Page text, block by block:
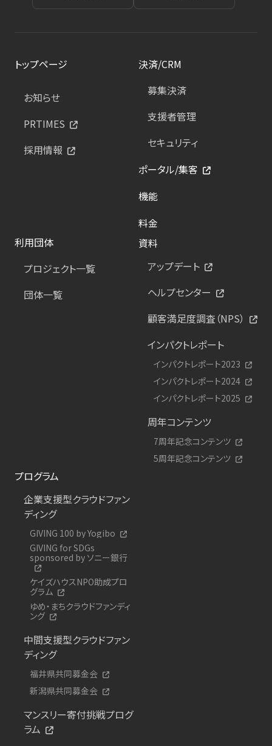
トップページ
お知らせ
PRTIMES
採用情報
決済/CRM
募集決済
支援者管理
セキュリティ
ポータル/集客
機能
料金
利用団体
プロジェクト一覧
団体一覧
資料
アップデート
ヘルプセンター
顧客満足度調査（NPS）
インパクトレポート
インパクトレポート2023
インパクトレポート2024
インパクトレポート2025
周年コンテンツ
7周年記念コンテンツ
5周年記念コンテンツ
プログラム
企業支援型クラウドファン
ディング
GIVING 100 by Yogibo
GIVING for SDGs
sponsored by ソニー銀行
ケイズハウスNPO助成プロ
グラム
ゆめ・まちクラウドファンディ
ング
中間支援型クラウドファン
ディング
福井県共同募金会
新潟県共同募金会
マンスリー寄付挑戦プログ
ラム